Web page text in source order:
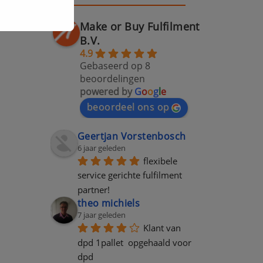
Make or Buy Fulfilment
B.V.
4.9
Gebaseerd op 8
beoordelingen
powered byGoogle
beoordeel ons op
Geertjan Vorstenbosch
6 jaar geleden
flexibele
service gerichte fulfilment
partner!
theo michiels
7 jaar geleden
Klant van
dpd 1pallet  opgehaald voor
dpd